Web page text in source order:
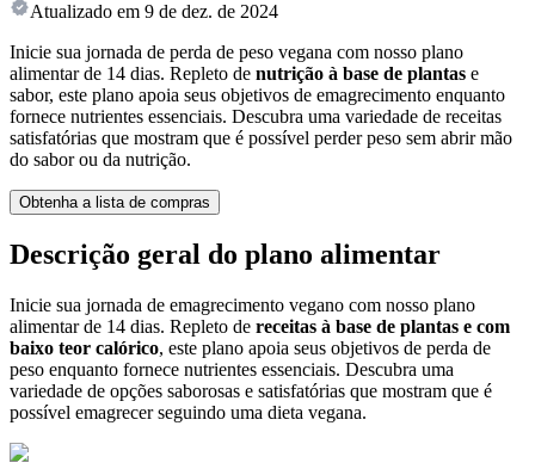
Atualizado em 9 de dez. de 2024
Inicie sua jornada de perda de peso vegana com nosso plano
alimentar de 14 dias. Repleto de nutrição à base de plantas e
sabor, este plano apoia seus objetivos de emagrecimento enquanto
fornece nutrientes essenciais. Descubra uma variedade de receitas
satisfatórias que mostram que é possível perder peso sem abrir mão
do sabor ou da nutrição.
Obtenha a lista de compras
Descrição geral do plano alimentar
Inicie sua jornada de emagrecimento vegano com nosso plano
alimentar de 14 dias. Repleto de receitas à base de plantas e com
baixo teor calórico, este plano apoia seus objetivos de perda de
peso enquanto fornece nutrientes essenciais. Descubra uma
variedade de opções saborosas e satisfatórias que mostram que é
possível emagrecer seguindo uma dieta vegana.